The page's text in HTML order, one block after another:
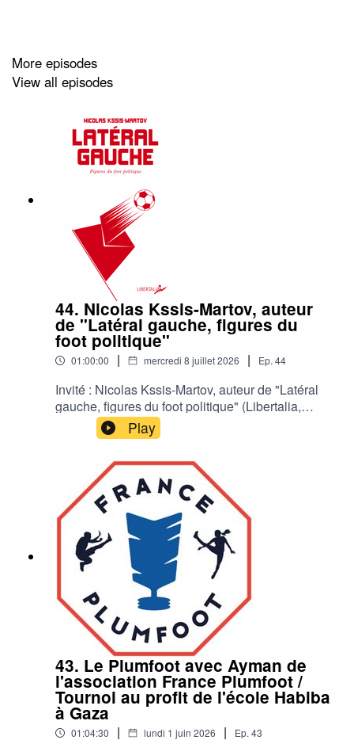
More episodes
View all episodes
44. Nicolas Kssis-Martov, auteur
de "Latéral gauche, figures du
foot politique"
01:00:00 | mercredi 8 juillet 2026 | Ep. 44
Invité : Nicolas Kssis-Martov, auteur de "Latéral
gauche, figures du foot politique" (Libertalia,
2026).Focus sur Abraham Henri Kleynhoff,
Maradona, Cantona, Pasolini, Bill Shankly, Gil
Heron, les tactiques...Quiz (à 51') : "latéral droit",
les footballeurs de droiteMusique : Gil Scott-
Heron : Revolution will not be televised
Play
43. Le Plumfoot avec Ayman de
l'association France Plumfoot /
Tournoi au profit de l'école Habiba
à Gaza
01:04:30 | lundi 1 juin 2026 | Ep. 43